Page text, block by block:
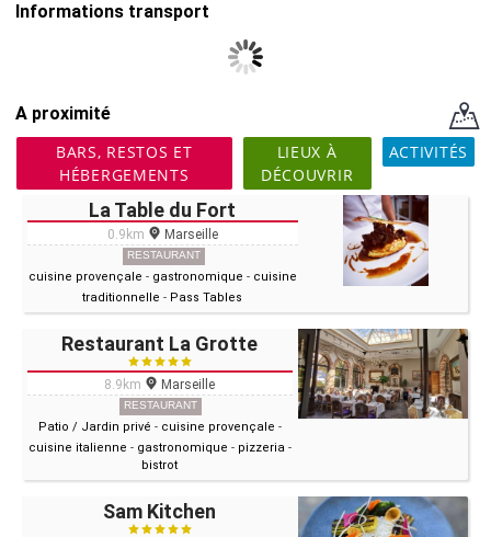
Informations transport
A proximité
BARS, RESTOS ET
HÉBERGEMENTS
LIEUX À
DÉCOUVRIR
ACTIVITÉS
La Table du Fort
0.9km Marseille
RESTAURANT
cuisine provençale - gastronomique - cuisine
traditionnelle - Pass Tables
Restaurant La Grotte
8.9km Marseille
RESTAURANT
Patio / Jardin privé - cuisine provençale -
cuisine italienne - gastronomique - pizzeria -
bistrot
Sam Kitchen